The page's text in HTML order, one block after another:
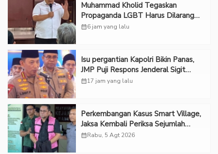
Muhammad Kholid Tegaskan
Propaganda LGBT Harus Dilarang
dan Minta Negara Melindungi Korban
calendar_month6 jam yang lalu
Isu pergantian Kapolri Bikin Panas,
JMP Puji Respons Jenderal Sigit
Justru Bikin “Adem”
calendar_month17 jam yang lalu
Perkembangan Kasus Smart Village,
Jaksa Kembali Periksa Sejumlah
Kades
calendar_monthRabu, 5 Agt 2026